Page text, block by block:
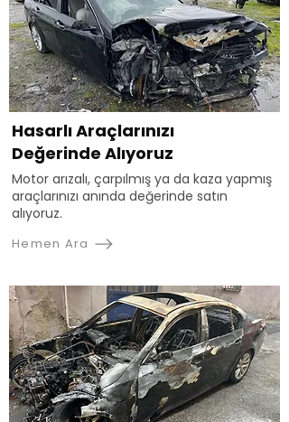
Hasarlı Araçlarınızı
Değerinde Alıyoruz
Motor arızalı, çarpılmış ya da kaza yapmış
araçlarınızı anında değerinde satın
alıyoruz.
Hemen Ara